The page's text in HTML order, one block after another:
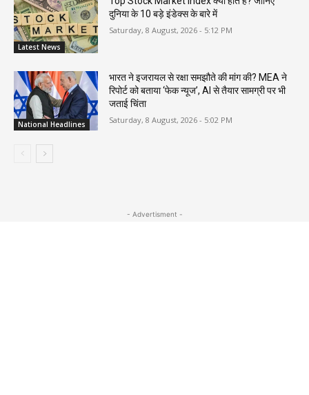
Latest News
दुनिया के 10 बड़े इंडेक्स के बारे में
Saturday, 8 August, 2026 - 5:12 PM
National Headlines
भारत ने इजरायल से रक्षा समझौते की मांग की? MEA ने
रिपोर्ट को बताया ‘फेक न्यूज’, AI से तैयार सामग्री पर भी
जताई चिंता
Saturday, 8 August, 2026 - 5:02 PM
- Advertisment -